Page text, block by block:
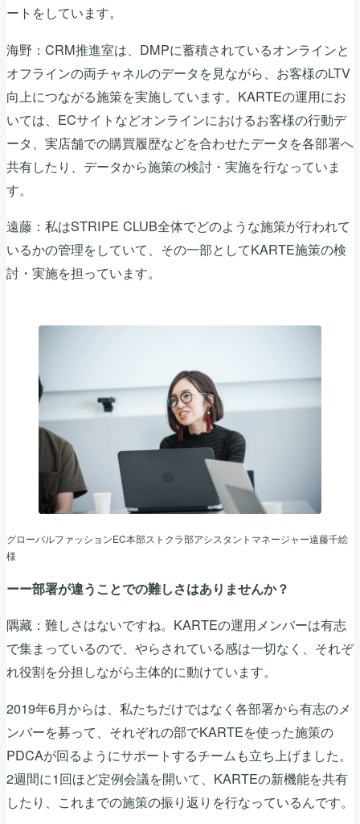
ートをしています。
海野：CRM推進室は、DMPに蓄積されているオンラインと
オフラインの両チャネルのデータを見ながら、お客様のLTV
向上につながる施策を実施しています。KARTEの運用にお
いては、ECサイトなどオンラインにおけるお客様の行動デ
ータ、実店舗での購買履歴などを合わせたデータを各部署へ
共有したり、データから施策の検討・実施を行なっていま
す。
遠藤：私はSTRIPE CLUB全体でどのような施策が行われて
いるかの管理をしていて、その一部としてKARTE施策の検
討・実施を担っています。
グローバルファッションEC本部ストクラ部アシスタントマネージャー遠藤千絵
様
ーー部署が違うことでの難しさはありませんか？
隅藏：難しさはないですね。KARTEの運用メンバーは有志
で集まっているので、やらされている感は一切なく、それぞ
れ役割を分担しながら主体的に動けています。
2019年6月からは、私たちだけではなく各部署から有志のメ
ンバーを募って、それぞれの部でKARTEを使った施策の
PDCAが回るようにサポートするチームも立ち上げました。
2週間に1回ほど定例会議を開いて、KARTEの新機能を共有
したり、これまでの施策の振り返りを行なっているんです。